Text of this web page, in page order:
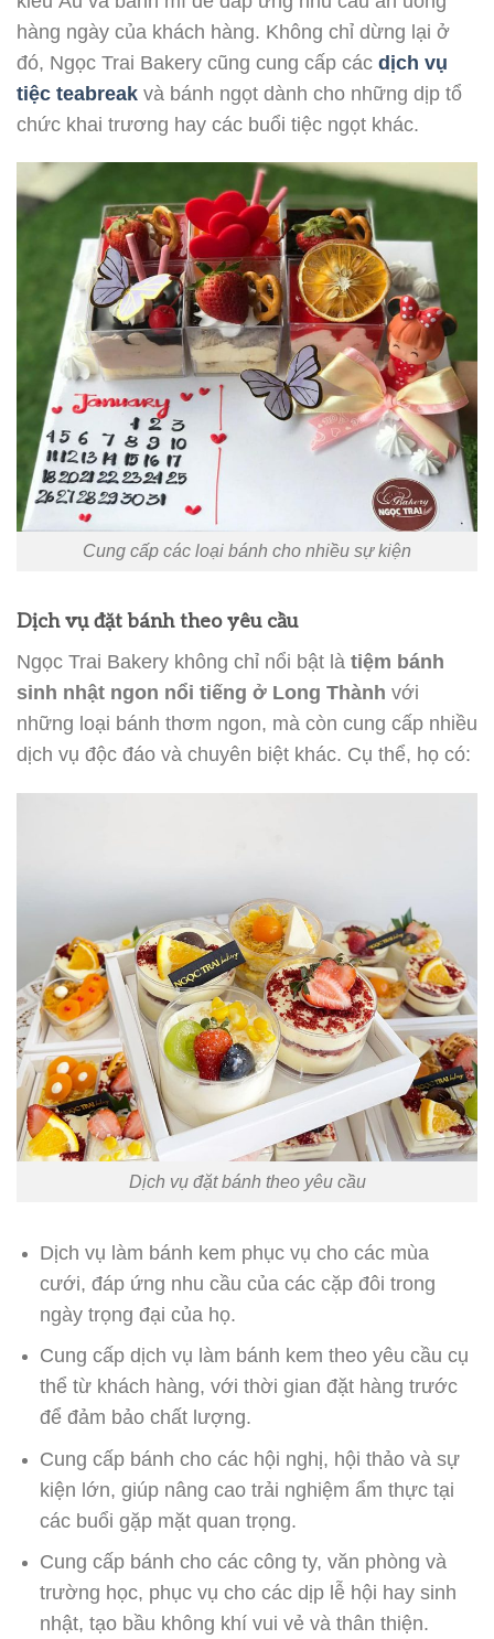
hàng ngày của khách hàng. Không chỉ dừng lại ở
đó, Ngọc Trai Bakery cũng cung cấp các dịch vụ
tiệc teabreak và bánh ngọt dành cho những dịp tổ
chức khai trương hay các buổi tiệc ngọt khác.
Cung cấp các loại bánh cho nhiều sự kiện
Dịch vụ đặt bánh theo yêu cầu
Ngọc Trai Bakery không chỉ nổi bật là tiệm bánh
sinh nhật ngon nổi tiếng ở Long Thành với
những loại bánh thơm ngon, mà còn cung cấp nhiều
dịch vụ độc đáo và chuyên biệt khác. Cụ thể, họ có:
Dịch vụ đặt bánh theo yêu cầu
Dịch vụ làm bánh kem phục vụ cho các mùa
cưới, đáp ứng nhu cầu của các cặp đôi trong
ngày trọng đại của họ.
Cung cấp dịch vụ làm bánh kem theo yêu cầu cụ
thể từ khách hàng, với thời gian đặt hàng trước
để đảm bảo chất lượng.
Cung cấp bánh cho các hội nghị, hội thảo và sự
kiện lớn, giúp nâng cao trải nghiệm ẩm thực tại
các buổi gặp mặt quan trọng.
Cung cấp bánh cho các công ty, văn phòng và
trường học, phục vụ cho các dịp lễ hội hay sinh
nhật, tạo bầu không khí vui vẻ và thân thiện.